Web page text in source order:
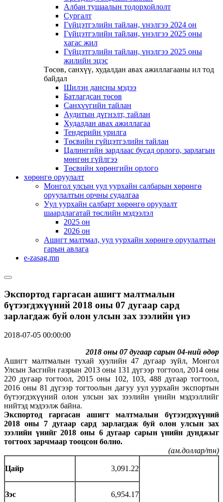
Албан тушаалын тодорхойлолт
Сургалт
Гүйцэтгэлийн тайлан, үнэлгээ 2024 он
Гүйцэтгэлийн тайлан, үнэлгээ 2025 оны
хагас жил
Гүйцэтгэлийн тайлан, үнэлгээ 2025 оны
жилийн эцэс
Төсөв, санхүү, худалдан авах ажиллагааны ил тод
байдал
Шилэн дансны мэдээ
Батлагдсан төсөв
Санхүүгийн тайлан
Аудитын дүгнэлт, тайлан
Худалдан авах ажиллагаа
Тендерийн урилга
Төсвийн гүйцэтгэлийн тайлан
Цалингийн зардлаас бусад орлого, зарлагын
мөнгөн гүйлгээ
Төсвийн хөрөнгийн орлого
хөрөнгө оруулалт
Монгол улсын уул уурхайн салбарын хөрөнгө
оруулалтын орчны судалгаа
Уул уурхайн салбарт хөрөнгө оруулалт
шаардлагатай төслийн мэдээлэл
2025 он
2026 он
Ашигт малтмал, уул уурхайн хөрөнгө оруулалтын
гарын авлага
e-zasag.mn
Экспортод гаргасан ашигт малтмалын
бүтээгдэхүүний 2018 оны 07 дугаар сард
зарлагдаж буй олон улсын зах зээлийн үнэ
2018-07-05 00:00:00
2018 оны 07дугаар сарын 04-ний өдөр
Ашигт малтмалын тухай хуулийн 47 дугаар зүйл, Монгол
Улсын Засгийн газрын 2013 оны 131 дүгээр тогтоол, 2014 оны
220 дугаар тогтоол, 2015 оны 102, 103, 488 дугаар тогтоол,
2016 оны 81 дүгээр тогтоолын дагуу уул уурхайн экспортын
бүтээгдэхүүний олон улсын зах зээлийн үнийн мэдээллийг
нийтэд мэдээлж байна.
Экспортод гаргасан ашигт малтмалын бүтээгдэхүүний
2018 оны 7 дугаар сард зарлагдаж буй олон улсын зах
зээлийн үнийг 2018 оны 6 дугаар сарын үнийн дунджыг
тогтоох зарчмаар тооцсон болно.
(ам.доллар/тн)
Цайр 3,091.22
Зэс 6,954.17